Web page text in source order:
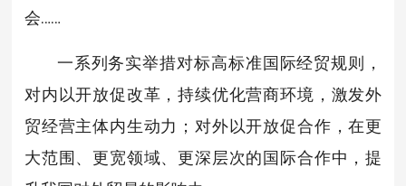
会……
一系列务实举措对标高标准国际经贸规则，
对内以开放促改革，持续优化营商环境，激发外
贸经营主体内生动力；对外以开放促合作，在更
大范围、更宽领域、更深层次的国际合作中，提